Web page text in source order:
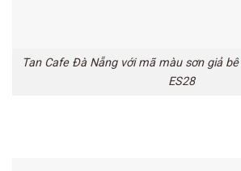
Tan Cafe Đà Nẵng với mã màu sơn giả
ES28